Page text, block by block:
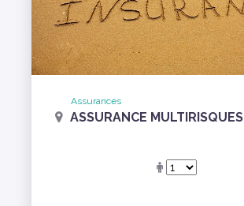
Assurances
ASSURANCE MULTIRISQUES